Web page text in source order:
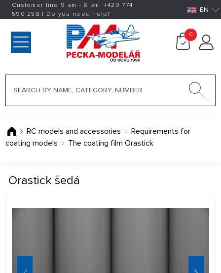
Customer line 9 am - 6 pm: +420774
590 258 | Do you need help? EN
0
RC models and accessories
Requirements for
coating models
The coating film Orastick
Orastick šedá